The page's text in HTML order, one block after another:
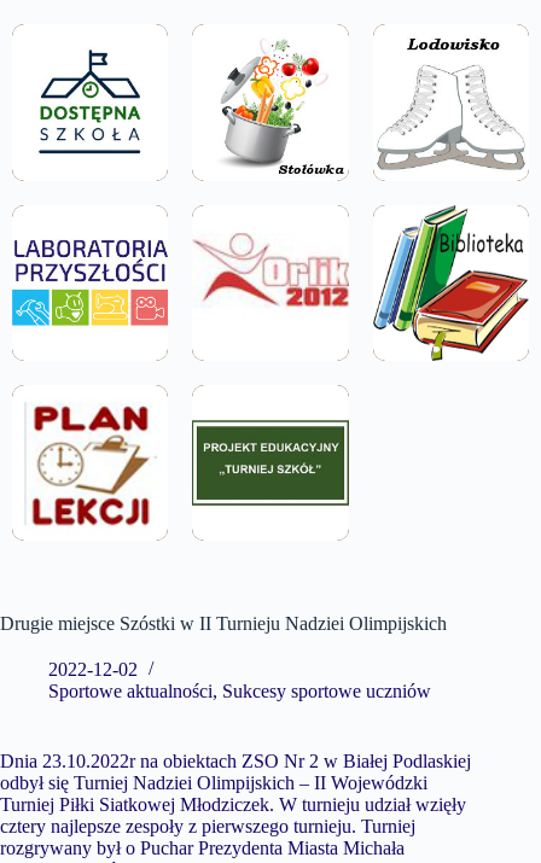
Drugie miejsce Szóstki w II Turnieju Nadziei Olimpijskich
2022-12-02
Sportowe aktualności, Sukcesy sportowe uczniów
Dnia 23.10.2022r na obiektach ZSO Nr 2 w Białej Podlaskiej
odbył się Turniej Nadziei Olimpijskich – II Wojewódzki
Turniej Piłki Siatkowej Młodziczek. W turnieju udział wzięły
cztery najlepsze zespoły z pierwszego turnieju. Turniej
rozgrywany był o Puchar Prezydenta Miasta Michała